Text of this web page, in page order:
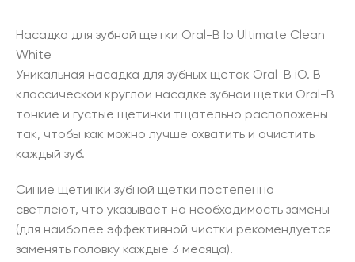
Насадка для зубной щетки Oral-B Io Ultimate Clean
White
Уникальная насадка для зубных щеток Oral-B iO. В
классической круглой насадке зубной щетки Oral-B
тонкие и густые щетинки тщательно расположены
так, чтобы как можно лучше охватить и очистить
каждый зуб.
Синие щетинки зубной щетки постепенно
светлеют, что указывает на необходимость замены
(для наиболее эффективной чистки рекомендуется
заменять головку каждые 3 месяца).